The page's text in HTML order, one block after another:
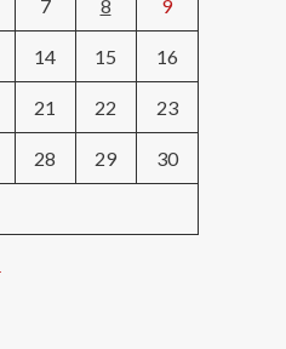
7 8 9
14 15 16
21 22 23
28 29 30